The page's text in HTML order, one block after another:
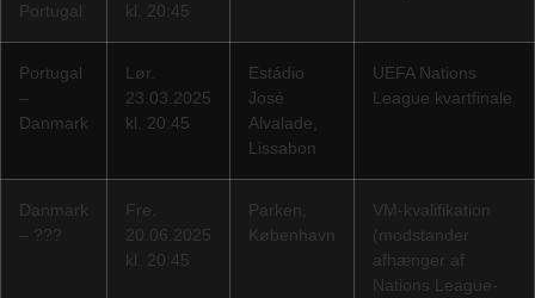
Portugal
kl. 20:45
Portugal
–
Danmark
Lør.
23.03.2025
kl. 20:45
Estádio
José
Alvalade,
Lissabon
UEFA Nations
League kvartfinale
Danmark
– ???
Fre.
20.06.2025
kl. 20:45
Parken,
København
VM-kvalifikation
(modstander
afhænger af
Nations League-